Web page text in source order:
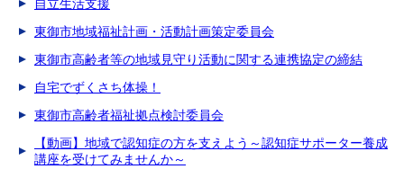
自立生活支援
東御市地域福祉計画・活動計画策定委員会
東御市高齢者等の地域見守り活動に関する連携協定の締結
自宅でずくさち体操！
東御市高齢者福祉拠点検討委員会
【動画】地域で認知症の方を支えよう～認知症サポーター養成
講座を受けてみませんか～